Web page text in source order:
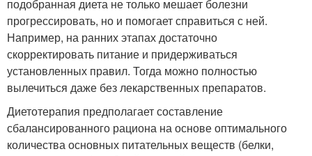
подобранная диета не только мешает болезни
прогрессировать, но и помогает справиться с ней.
Например, на ранних этапах достаточно
скорректировать питание и придерживаться
установленных правил. Тогда можно полностью
вылечиться даже без лекарственных препаратов.
Диетотерапия предполагает составление
сбалансированного рациона на основе оптимального
количества основных питательных веществ (белки,